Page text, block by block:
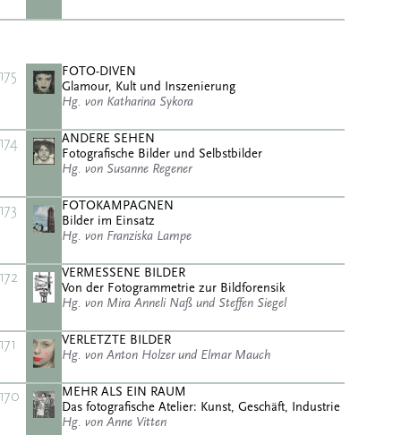
175
FOTO-DIVEN
Glamour, Kult und Inszenierung
Hg. von Katharina Sykora
174
ANDERE SEHEN
Fotografische Bilder und Selbstbilder
Hg. von Susanne Regener
173
FOTOKAMPAGNEN
Bilder im Einsatz
Hg. von Franziska Lampe
172
VERMESSENE BILDER
Von der Fotogrammetrie zur Bildforensik
Hg. von Mira Anneli Naß und Steffen Siegel
171
VERLETZTE BILDER
Hg. von Anton Holzer und Elmar Mauch
170
MEHR ALS EIN RAUM
Das fotografische Atelier: Kunst, Geschäft, Industrie
Hg. von Anne Vitten